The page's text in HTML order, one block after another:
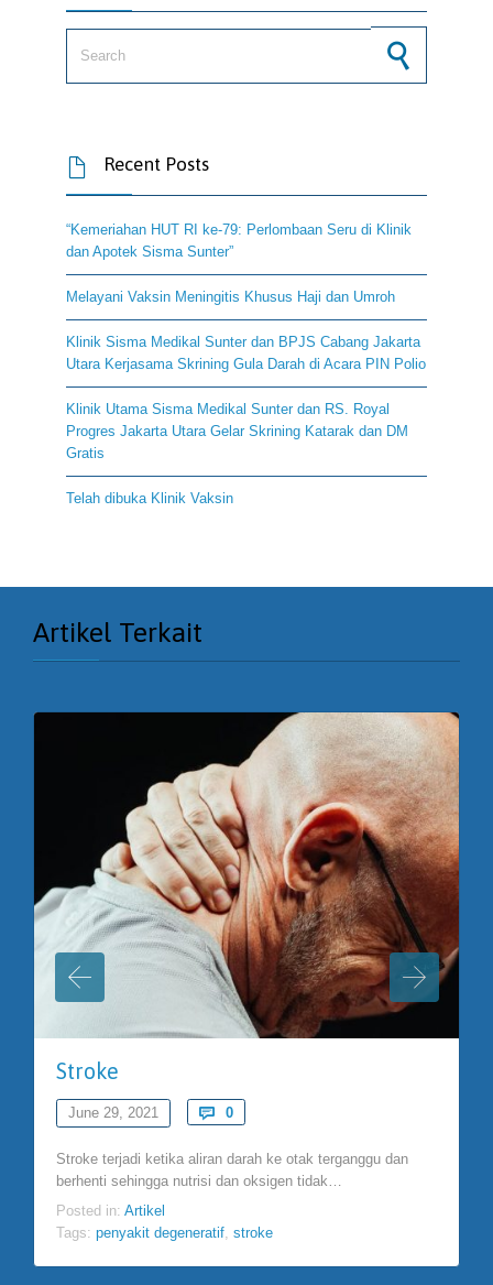
 Recent Posts
“Kemeriahan HUT RI ke-79: Perlombaan Seru di Klinik
dan Apotek Sisma Sunter”
Melayani Vaksin Meningitis Khusus Haji dan Umroh
Klinik Sisma Medikal Sunter dan BPJS Cabang Jakarta
Utara Kerjasama Skrining Gula Darah di Acara PIN Polio
Klinik Utama Sisma Medikal Sunter dan RS. Royal
Progres Jakarta Utara Gelar Skrining Katarak dan DM
Gratis
Telah dibuka Klinik Vaksin
Artikel Terkait
Stroke
June 29, 2021  0Comments
Stroke terjadi ketika aliran darah ke otak terganggu dan
berhenti sehingga nutrisi dan oksigen tidak…
Posted in: Artikel
Tags: penyakit degeneratif stroke